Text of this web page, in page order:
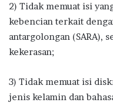
2) Tidak memuat isi
kebencian terkait
antargolongan (SARA),
kekerasan;
3) Tidak memuat isi
jenis kelamin dan